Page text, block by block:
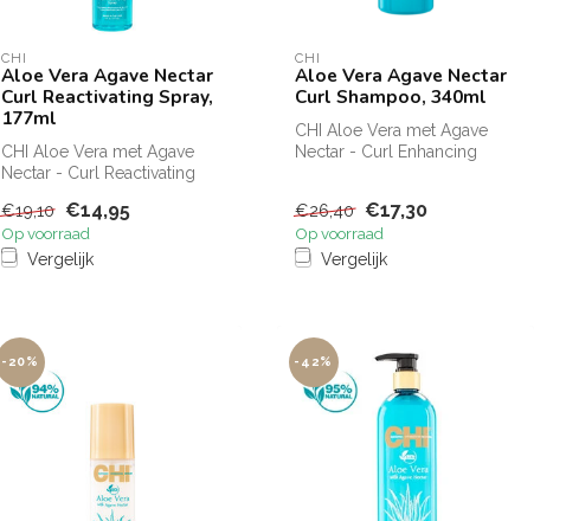
CHI
Aloe Vera Agave Nectar
Curl Reactivating Spray,
177ml
CHI Aloe Vera met Agave
Nectar - Curl Reactivating
en...
€19,10 €14,95
Op voorraad
Vergelijk
CHI
Aloe Vera Agave Nectar
Curl Shampoo, 340ml
CHI Aloe Vera met Agave
Nectar - Curl Enhancing
€26,40 €17,30
Op voorraad
Vergelijk
-20% -42%